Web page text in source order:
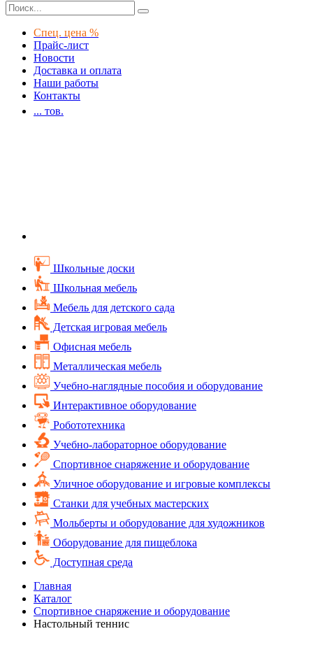
Спец. цена %
Прайс-лист
Новости
Доставка и оплата
Наши работы
Контакты
... тов.
Школьные доски
Школьная мебель
Мебель для детского сада
Детская игровая мебель
Офисная мебель
Металлическая мебель
Учебно-наглядные пособия и оборудование
Интерактивное оборудование
Робототехника
Учебно-лабораторное оборудование
Спортивное снаряжение и оборудование
Уличное оборудование и игровые комплексы
Cтанки для учебных мастерских
Мольберты и оборудование для художников
Оборудование для пищеблока
Доступная среда
Главная
Каталог
Спортивное снаряжение и оборудование
Настольный теннис